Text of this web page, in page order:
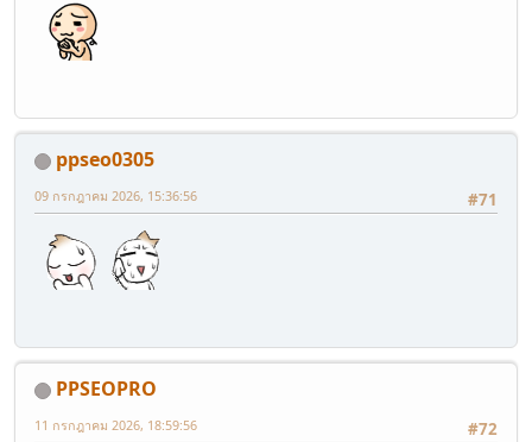
ppseo0305
#71
09 กรกฎาคม 2026, 15:36:56
PPSEOPRO
#72
11 กรกฎาคม 2026, 18:59:56